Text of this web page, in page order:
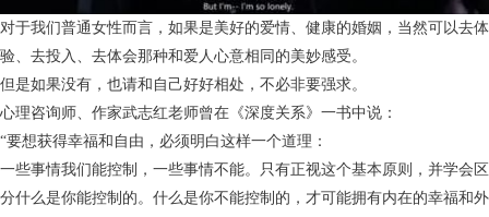
对于我们普通女性而言，如果是美好的爱情、健康的婚姻，当然可以去体
验、去投入、去体会那种和爱人心意相同的美妙感受。
但是如果没有，也请和自己好好相处，不必非要强求。
心理咨询师、作家武志红老师曾在《深度关系》一书中说：
“要想获得幸福和自由，必须明白这样一个道理：
一些事情我们能控制，一些事情不能。只有正视这个基本原则，并学会区
分什么是你能控制的。什么是你不能控制的，才可能拥有内在的幸福和外